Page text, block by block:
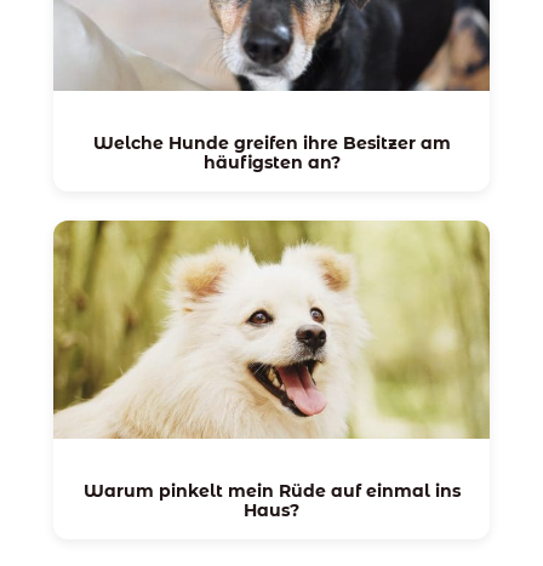
Welche Hunde greifen ihre Besitzer am
häufigsten an?
Warum pinkelt mein Rüde auf einmal ins
Haus?